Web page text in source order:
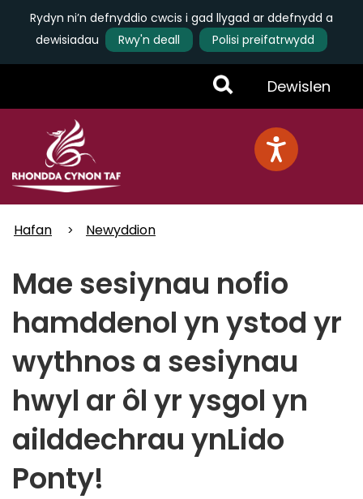
Rydyn ni’n defnyddio cwcis i gad llygad ar ddefnydd a
dewisiadau
Rwy'n deall
Polisi preifatrwydd
Toggle
Menu
Dewislen
Hafan Newyddion
Mae sesiynau nofio
hamddenol yn ystod yr
wythnos a sesiynau
hwyl ar ôl yr ysgol yn
ailddechrau ynLido
Ponty!